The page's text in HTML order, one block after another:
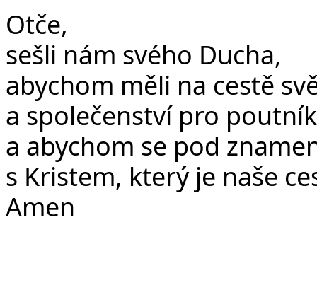
Otče,
sešli nám svého Ducha,
abychom měli na cestě
a společenství pro
a abychom se pod
s Kristem, který je naše
Amen